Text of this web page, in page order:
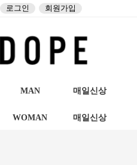
로그인 회원가입
MAN 매일신상
WOMAN 매일신상